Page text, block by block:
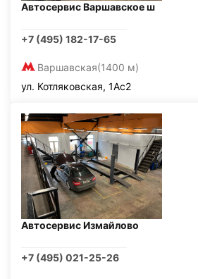
Автосервис Варшавское ш
+7 (495) 182-17-65
Варшавская(1400 м)
ул. Котляковская, 1Ас2
Автосервис Измайлово
+7 (495) 021-25-26